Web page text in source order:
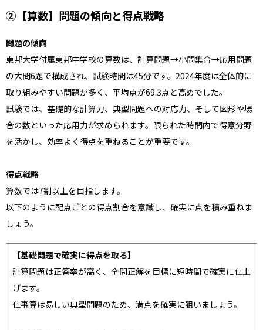
②【算数】問題の傾向と得点戦略
問題の傾向
東邦大学付属東邦中学校の算数は、計算問題→小問集合→応用問題
の大問6題で構成され、試験時間は45分です。2024年度は全体的に
取り組みやすい問題が多く、平均点が69.3点と高めでした。
試験では、基礎的な計算力、典型問題への対応力、そして図形や場
合の数といった応用力が求められます。限られた時間内で得意分野
を活かし、効率よく得点を重ねることが重要です。
得点戦略
算数では7割以上を目指します。
以下のように配点ごとの得点割合を意識し、確実に点を積み重ねま
しょう。
【基礎問題で確実に得点を取る】
計算問題は正答率が高く、全問正解を目標に短時間で確実に仕上
げます。
仕事算は易しい典型問題のため、満点を確実に狙いましょう。